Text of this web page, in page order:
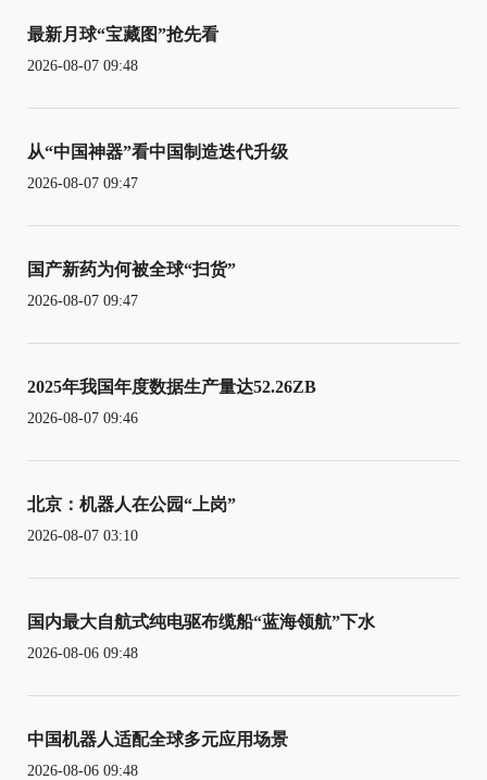
最新月球“宝藏图”抢先看
2026-08-07 09:48
从“中国神器”看中国制造迭代升级
2026-08-07 09:47
国产新药为何被全球“扫货”
2026-08-07 09:47
2025年我国年度数据生产量达52.26ZB
2026-08-07 09:46
北京：机器人在公园“上岗”
2026-08-07 03:10
国内最大自航式纯电驱布缆船“蓝海领航”下水
2026-08-06 09:48
中国机器人适配全球多元应用场景
2026-08-06 09:48